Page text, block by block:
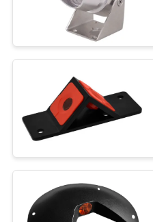
СПРОСИТЕ
ЦИТАТУ
КАРТА
САЙТА
PRIVACY
POLICY